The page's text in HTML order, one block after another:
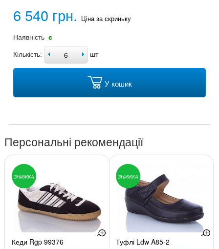
6 540 грн. Ціна за скриньку
Наявність є
Кількість:
шт
У кошик
Персональні рекомендації
ЗНИЖКА
Кеди Rgp 99376
ЗНИЖКА
Туфлі Ldw A85-2